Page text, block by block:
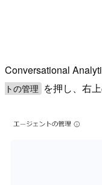
Conversational
トの管理
を押し、右